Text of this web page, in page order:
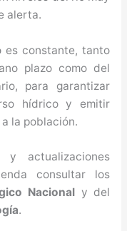
alerta.
es constante, tanto
plazo como del
para garantizar
hídrico y emitir
la población.
actualizaciones
consultar los
Nacional y del
.